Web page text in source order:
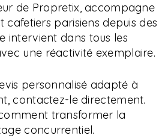
de Propretix, accompagne
cafetiers parisiens depuis des
intervient dans tous les
une réactivité exemplaire.
personnalisé adapté à
contactez-le directement.
transformer la
concurrentiel.